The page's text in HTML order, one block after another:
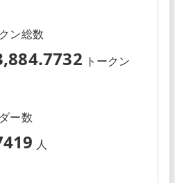
ン総数
トークン
ー数
人